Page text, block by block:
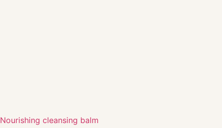
Nourishing cleansing balm